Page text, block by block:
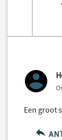
Een groot